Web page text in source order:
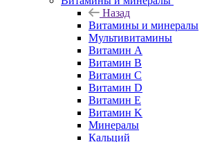
Назад
Витамины и минералы
Мультивитамины
Витамин A
Витамин B
Витамин C
Витамин D
Витамин E
Витамин K
Минералы
Кальций